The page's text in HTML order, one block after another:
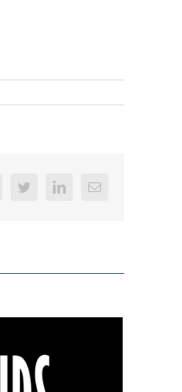
FacebookTwitterLinkedInEmail